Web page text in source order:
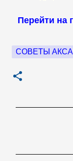
Перейти на
СОВЕТЫ